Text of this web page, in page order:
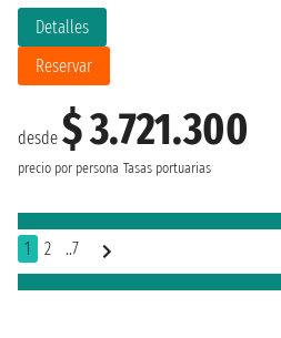
desde $ 3.721.300
precio por persona Tasas portuarias
Detalles
Reservar
1 2 ..7